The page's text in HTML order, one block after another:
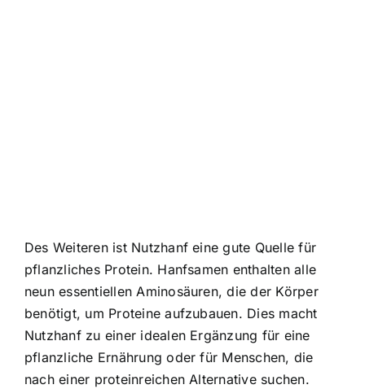
Des Weiteren ist Nutzhanf eine gute Quelle für
pflanzliches Protein. Hanfsamen enthalten alle
neun essentiellen Aminosäuren, die der Körper
benötigt, um Proteine aufzubauen. Dies macht
Nutzhanf zu einer idealen Ergänzung für eine
pflanzliche Ernährung oder für Menschen, die
nach einer proteinreichen Alternative suchen.